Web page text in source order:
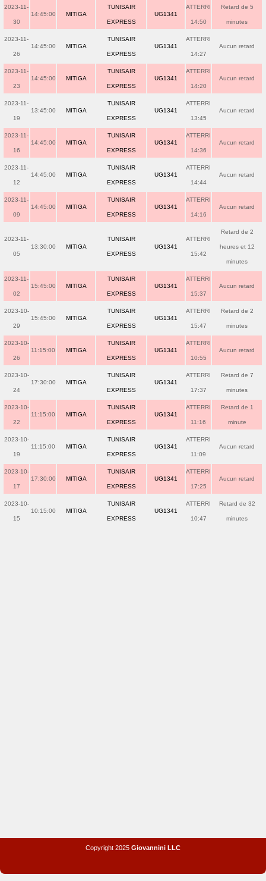
2023-11-
30
14:45:00 MITIGA
TUNISAIR
EXPRESS
UG1341
ATTERRI
14:50
Retard de 5
minutes
2023-11-
26
14:45:00 MITIGA
TUNISAIR
EXPRESS
UG1341
ATTERRI
14:27
Aucun retard
2023-11-
23
14:45:00 MITIGA
TUNISAIR
EXPRESS
UG1341
ATTERRI
14:20
Aucun retard
2023-11-
19
13:45:00 MITIGA
TUNISAIR
EXPRESS
UG1341
ATTERRI
13:45
Aucun retard
2023-11-
16
14:45:00 MITIGA
TUNISAIR
EXPRESS
UG1341
ATTERRI
14:36
Aucun retard
2023-11-
12
14:45:00 MITIGA
TUNISAIR
EXPRESS
UG1341
ATTERRI
14:44
Aucun retard
2023-11-
09
14:45:00 MITIGA
TUNISAIR
EXPRESS
UG1341
ATTERRI
14:16
Aucun retard
2023-11-
05
13:30:00 MITIGA
TUNISAIR
EXPRESS
UG1341
ATTERRI
15:42
Retard de 2
heures et 12
minutes
2023-11-
02
15:45:00 MITIGA
TUNISAIR
EXPRESS
UG1341
ATTERRI
15:37
Aucun retard
2023-10-
29
15:45:00 MITIGA
TUNISAIR
EXPRESS
UG1341
ATTERRI
15:47
Retard de 2
minutes
2023-10-
26
11:15:00 MITIGA
TUNISAIR
EXPRESS
UG1341
ATTERRI
10:55
Aucun retard
2023-10-
24
17:30:00 MITIGA
TUNISAIR
EXPRESS
UG1341
ATTERRI
17:37
Retard de 7
minutes
2023-10-
22
11:15:00 MITIGA
TUNISAIR
EXPRESS
UG1341
ATTERRI
11:16
Retard de 1
minute
2023-10-
19
11:15:00 MITIGA
TUNISAIR
EXPRESS
UG1341
ATTERRI
11:09
Aucun retard
2023-10-
17
17:30:00 MITIGA
TUNISAIR
EXPRESS
UG1341
ATTERRI
17:25
Aucun retard
2023-10-
15
10:15:00 MITIGA
TUNISAIR
EXPRESS
UG1341
ATTERRI
10:47
Retard de 32
minutes
Copyright 2025 Giovannini LLC